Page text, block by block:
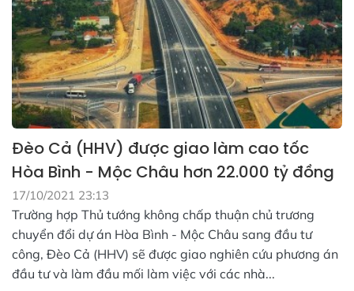
Đèo Cả (HHV) được giao làm cao tốc
Hòa Bình - Mộc Châu hơn 22.000 tỷ đồng
17/10/2021 23:13
Trường hợp Thủ tướng không chấp thuận chủ trương
chuyển đổi dự án Hòa Bình - Mộc Châu sang đầu tư
công, Đèo Cả (HHV) sẽ được giao nghiên cứu phương án
đầu tư và làm đầu mối làm việc với các nhà...